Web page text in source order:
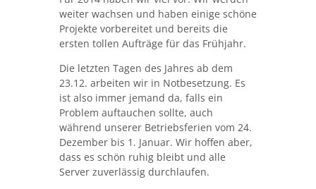
weiter wachsen und haben einige schöne
Projekte vorbereitet und bereits die
ersten tollen Aufträge für das Frühjahr.
Die letzten Tagen des Jahres ab dem
23.12. arbeiten wir in Notbesetzung. Es
ist also immer jemand da, falls ein
Problem auftauchen sollte, auch
während unserer Betriebsferien vom 24.
Dezember bis 1. Januar. Wir hoffen aber,
dass es schön ruhig bleibt und alle
Server zuverlässig durchlaufen.